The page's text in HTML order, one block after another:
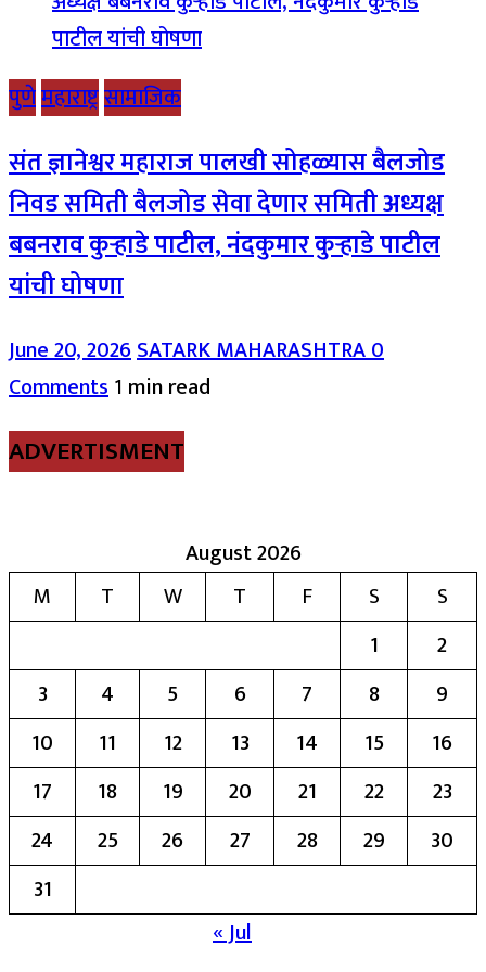
पुणेमहाराष्ट्रसामाजिक
संत ज्ञानेश्वर महाराज पालखी सोहळ्यास बैलजोड
निवड समिती बैलजोड सेवा देणार समिती अध्यक्ष
बबनराव कुऱ्हाडे पाटील, नंदकुमार कुऱ्हाडे पाटील
यांची घोषणा
June 20, 2026SATARK MAHARASHTRA0
Comments1 min read
ADVERTISMENT
August 2026
M
T W T F S
S
1
2
3
4 5 6 7 8
9
10
11 12 13 14 15
16
17
18 19 20 21 22
23
24
25 26 27 28 29
30
31
« Jul